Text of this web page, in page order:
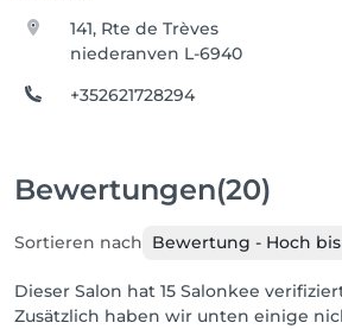
141, Rte de Trèves
niederanven L-6940
+352621728294
Bewertungen(20)
Sortieren nach Bewertung - Hoch
Dieser Salon hat 15 Salonkee
Zusätzlich haben wir unten einige